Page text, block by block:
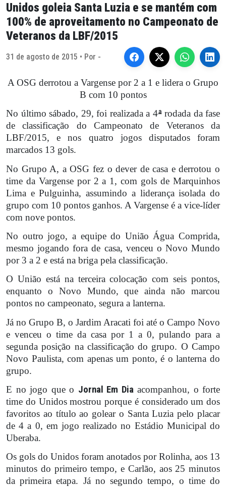
Unidos goleia Santa Luzia e se mantém com
100% de aproveitamento no Campeonato de
Veteranos da LBF/2015
31 de agosto de 2015 • Por -
A OSG derrotou a Vargense por 2 a 1 e lidera o Grupo
B com 10 pontos
No último sábado, 29, foi realizada a 4ªrodada da fase
de classificação do Campeonato de Veteranos da
LBF/2015, e nos quatro jogos disputados foram
marcados 13 gols.
No Grupo A, a OSG fez o dever de casa e derrotou o
time da Vargense por 2 a 1, com gols de Marquinhos
Lima e Pulguinha, assumindo a liderança isolada do
grupo com 10 pontos ganhos. A Vargense é a vice-líder
com nove pontos.
No outro jogo, a equipe do União Água Comprida,
mesmo jogando fora de casa, venceu o Novo Mundo
por 3 a 2 e está na briga pela classificação.
O União está na terceira colocação com seis pontos,
enquanto o Novo Mundo, que ainda não marcou
pontos no campeonato, segura a lanterna.
Já no Grupo B, o Jardim Aracati foi até o Campo Novo
e venceu o time da casa por 1 a 0, pulando para a
segunda posição na classificação do grupo. O Campo
Novo Paulista, com apenas um ponto, é o lanterna do
grupo.
E no jogo que o Jornal Em Dia acompanhou, o forte
time do Unidos mostrou porque é considerado um dos
favoritos ao título ao golear o Santa Luzia pelo placar
de 4 a 0, em jogo realizado no Estádio Municipal do
Uberaba.
Os gols do Unidos foram anotados por Rolinha, aos 13
minutos do primeiro tempo, e Carlão, aos 25 minutos
da primeira etapa. Já no segundo tempo, o time do